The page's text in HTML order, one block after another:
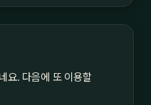
요. 다음에 또 이용할